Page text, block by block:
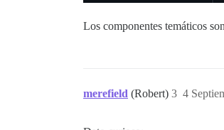
Los componentes temáticos
merefield (Robert) 4
3